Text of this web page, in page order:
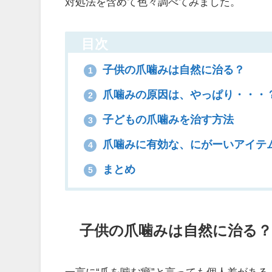
目次
1 子供の爪噛みは自然に治る？
2 爪噛みの原因は、やっぱり・・・
3 子どもの爪噛みを治す方法
4 爪噛みに有効な、にがーいアイテ
5 まとめ
子供の爪噛みは自然に治る？